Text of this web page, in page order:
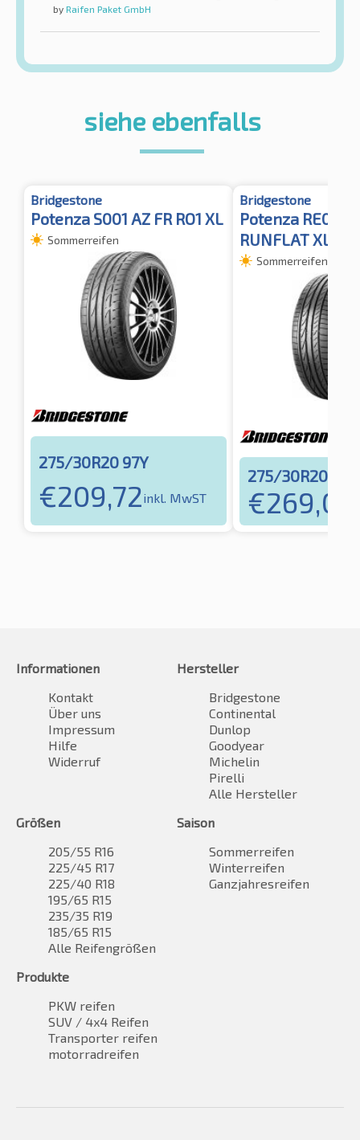
by Raifen Paket GmbH
siehe ebenfalls
Bridgestone
Potenza S001 AZ FR RO1 XL
Sommerreifen
275/30R20 97Y
€209,72inkl. MwST
Bridgestone
Potenza
RUNFLAT XL
Sommerreifen
275/30R20 97Y
€269,09
Informationen
Kontakt
Über uns
Impressum
Hilfe
Widerruf
Hersteller
Bridgestone
Continental
Dunlop
Goodyear
Michelin
Pirelli
Alle Hersteller
Größen
205/55 R16
225/45 R17
225/40 R18
195/65 R15
235/35 R19
185/65 R15
Alle Reifengrößen
Saison
Sommerreifen
Winterreifen
Ganzjahresreifen
Produkte
PKW reifen
SUV / 4x4 Reifen
Transporter reifen
motorradreifen